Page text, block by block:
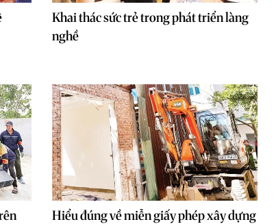
Khai thác sức trẻ trong phát triển làng
nghề
Hiểu đúng về miễn giấy phép xây dựng